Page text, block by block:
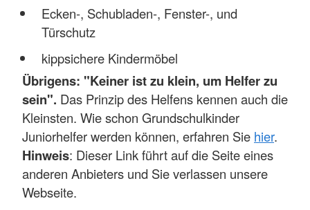
Ecken-, Schubladen-, Fenster-, und
Türschutz
kippsichere Kindermöbel
Übrigens: "Keiner ist zu klein, um Helfer zu
sein". Das Prinzip des Helfens kennen auch die
Kleinsten. Wie schon Grundschulkinder
Juniorhelfer werden können, erfahren Sie hier.
Hinweis: Dieser Link führt auf die Seite eines
anderen Anbieters und Sie verlassen unsere
Webseite.